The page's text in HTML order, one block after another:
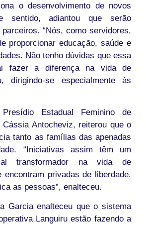
o desenvolvimento de novos
sentido, adiantou que serão
“Nós, como servidores,
proporcionar educação, saúde e
Não tenho dúvidas que essa
fazer a diferença na vida de
dirigindo-se especialmente às
Estadual Feminino de
Cássia Antocheviz, reiterou que o
tanto as famílias das apenadas
“Iniciativas assim têm um
transformador na vida de
encontram privadas de liberdade.
as pessoas”, enalteceu.
Garcia enalteceu que o sistema
Languiru estão fazendo a